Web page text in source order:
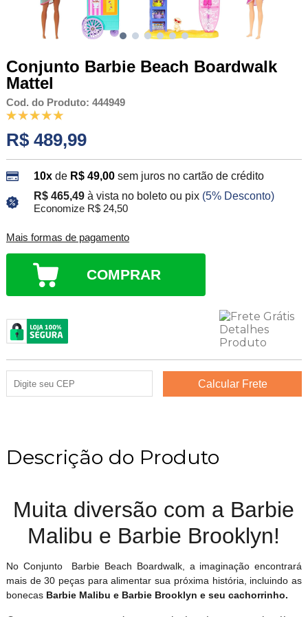
Conjunto Barbie Beach Boardwalk
Mattel
Cod. do Produto: 444949
R$ 489,99
10xde R$ 49,00 sem juros no cartão de crédito
R$ 465,49 à vista no boleto ou pix (5% Desconto)
Economize R$ 24,50
Mais formas de pagamento
COMPRAR
Descrição do Produto
Muita diversão com a Barbie
Malibu e Barbie Brooklyn!
No Conjunto Barbie Beach Boardwalk, a imaginação encontrará
mais de 30 peças para alimentar sua próxima história, incluindo as
bonecas Barbie Malibu e Barbie Brooklyn e seu cachorrinho.